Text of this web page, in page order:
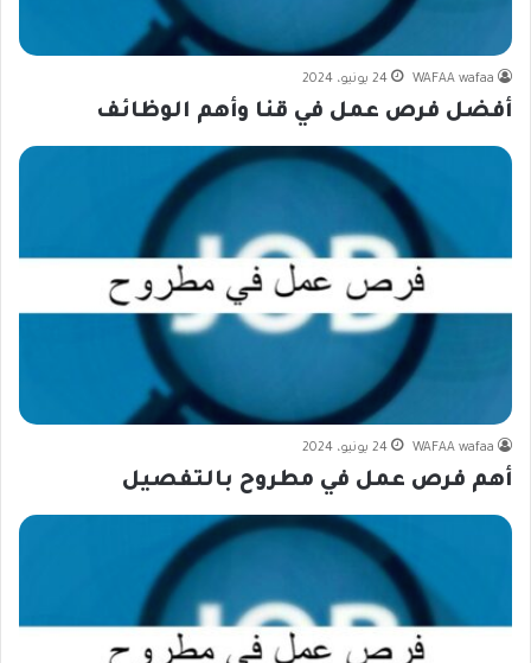
WAFAA wafaa 24 يونيو، 2024
أفضل فرص عمل في قنا وأهم الوظائف
WAFAA wafaa 24 يونيو، 2024
أهم فرص عمل في مطروح بالتفصيل